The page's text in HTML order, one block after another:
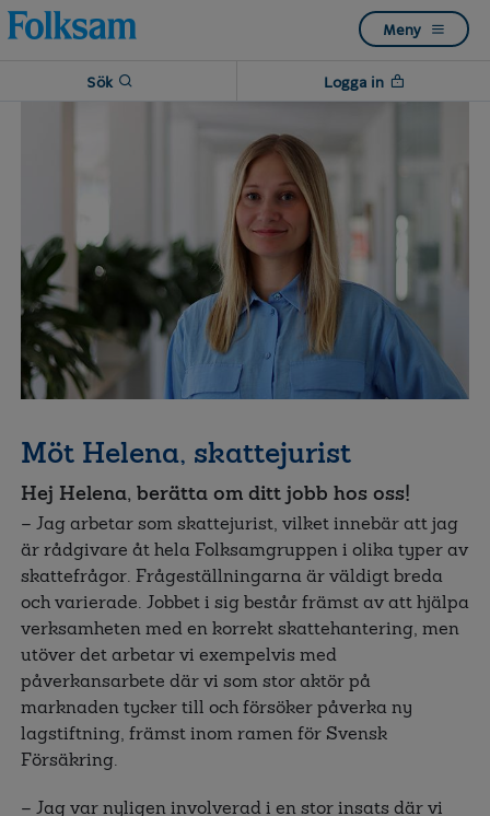
Till
navigation
Till
innehåll
Meny
Sök Logga in
Möt Helena, skattejurist
Hej Helena, berätta om ditt jobb hos oss!
– Jag arbetar som skattejurist, vilket innebär att jag
är rådgivare åt hela Folksamgruppen i olika typer av
skattefrågor. Frågeställningarna är väldigt breda
och varierade. Jobbet i sig består främst av att hjälpa
verksamheten med en korrekt skattehantering, men
utöver det arbetar vi exempelvis med
påverkansarbete där vi som stor aktör på
marknaden tycker till och försöker påverka ny
lagstiftning, främst inom ramen för Svensk
Försäkring.
– Jag var nyligen involverad i en stor insats där vi